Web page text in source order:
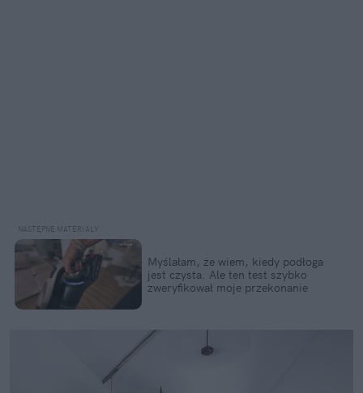
Myślałam, że wiem, kiedy podłoga
jest czysta. Ale ten test szybko
zweryfikował moje przekonanie